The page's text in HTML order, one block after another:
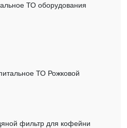
ТО оборудования
ТО Рожковой
фильтр для кофейни